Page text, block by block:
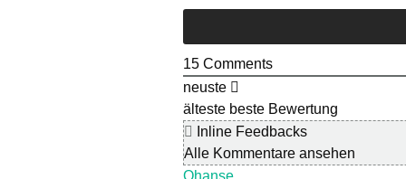
15 Comments
neuste
älteste beste Bewertung
Inline Feedbacks
Alle Kommentare ansehen
Ohanse